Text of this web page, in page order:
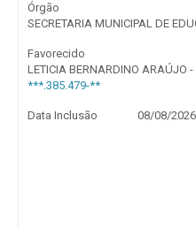
Órgão
SECRETARIA MUNICIPAL DE
Favorecido
LETICIA BERNARDINO ARAÚJO -
***.385.479-**
Data Inclusão 08/08/2026